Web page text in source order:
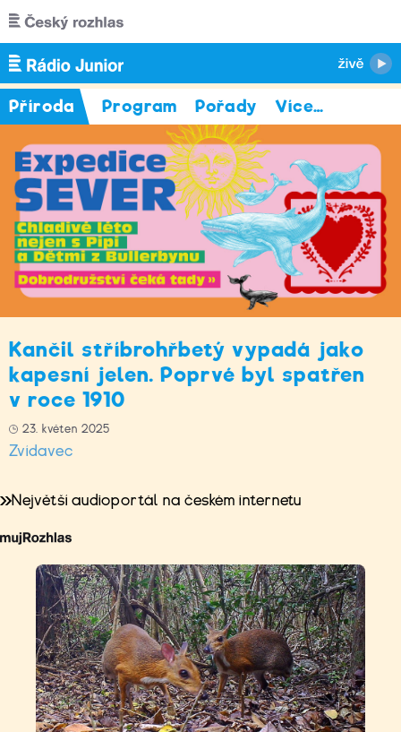
Přejít k hlavnímu obsahu
Příroda Program Pořady Více…
Kančil stříbrohřbetý vypadá jako
kapesní jelen. Poprvé byl spatřen
v roce 1910
23. květen 2025
Zvídavec
Největší audioportál na českém internetu